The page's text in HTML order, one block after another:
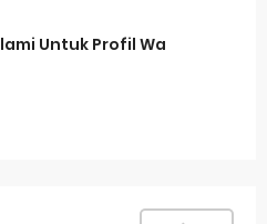
Untuk Profil Wa